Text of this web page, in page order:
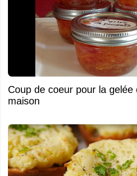
Coup de coeur pour la gelée
maison